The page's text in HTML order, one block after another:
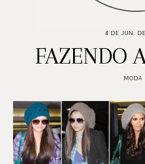
4 DE JUN.
FAZENDO
MODA